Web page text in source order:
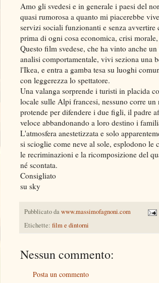
Amo gli svedesi e in generale i paesi del
quasi rumorosa a quanto mi piacerebbe
servizi sociali funzionanti e senza
prima di ogni cosa economica, crisi
Questo film svedese, che ha vinto anche
analisi comportamentale, vivi seziona una
l'Ikea, e entra a gamba tesa su luoghi
con leggerezza lo spettatore.
Una valanga sorprende i turisti in placida
locale sulle Alpi francesi, nessuno corre
protende per difendere i due figli, il padre
veloce abbandonando a loro destino i
L'atmosfera anestetizzata e solo
si scioglie come neve al sole, esplodono
le recriminazioni e la ricomposizione del
né scontata.
Consigliato
su sky
Pubblicato dawww.massimofagnoni.com
Etichette: film e dintorni
Nessun commento:
Posta un commento